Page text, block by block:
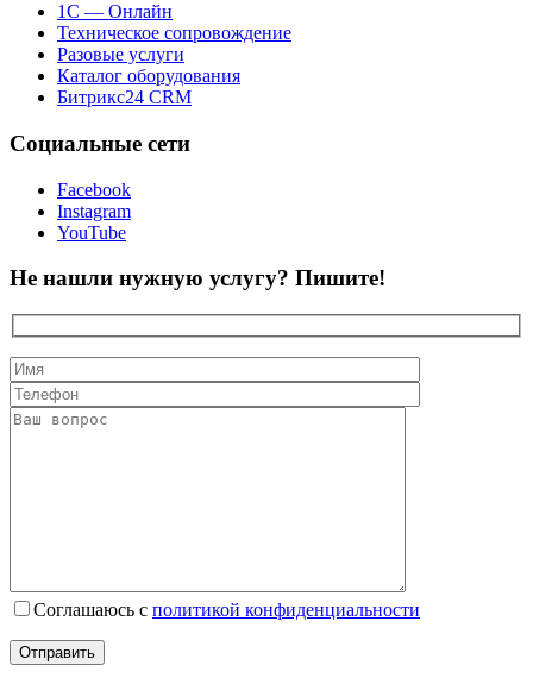
1С — Онлайн
Техническое сопровождение
Разовые услуги
Каталог оборудования
Битрикс24 CRM
Социальные сети
Facebook
Instagram
YouTube
Не нашли нужную услугу? Пишите!
Соглашаюсь с политикой конфиденциальности